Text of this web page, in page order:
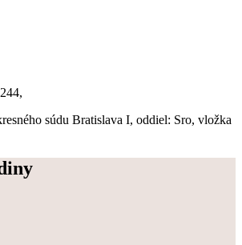
súdu Bratislava I, oddiel: Sro, vložka